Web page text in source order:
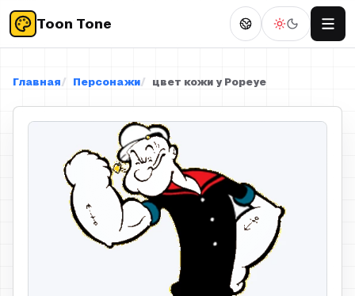
Toon Tone
Главная Персонажи цвет кожи у Popeye